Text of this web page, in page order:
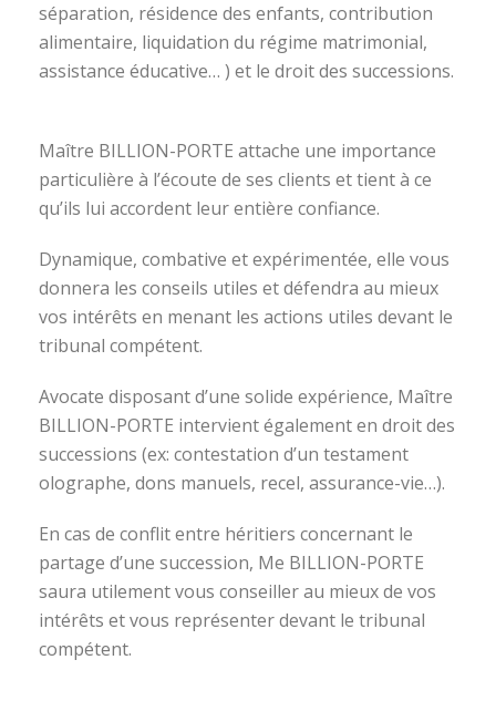
séparation, résidence des enfants, contribution
alimentaire, liquidation du régime matrimonial,
assistance éducative… ) et le droit des successions.
Maître BILLION-PORTE attache une importance
particulière à l’écoute de ses clients et tient à ce
qu’ils lui accordent leur entière confiance.
Dynamique, combative et expérimentée, elle vous
donnera les conseils utiles et défendra au mieux
vos intérêts en menant les actions utiles devant le
tribunal compétent.
Avocate disposant d’une solide expérience, Maître
BILLION-PORTE intervient également en droit des
successions (ex: contestation d’un testament
olographe, dons manuels, recel, assurance-vie…).
En cas de conflit entre héritiers concernant le
partage d’une succession, Me BILLION-PORTE
saura utilement vous conseiller au mieux de vos
intérêts et vous représenter devant le tribunal
compétent.